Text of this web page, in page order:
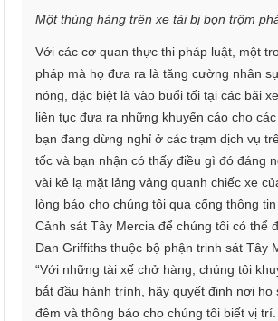
Một thùng hàng trên xe tải bị bọn trộm
Với các cơ quan thực thi pháp luật, một
pháp mà họ đưa ra là tăng cường nhân
nóng, đặc biệt là vào buổi tối tại các bãi
liên tục đưa ra những khuyến cáo cho các
bạn đang dừng nghỉ ở các trạm dịch vụ
tốc và bạn nhận có thấy điều gì đó đáng
vài kẻ lạ mặt lảng vảng quanh chiếc xe
lòng báo cho chúng tôi qua cổng thông
Cảnh sát Tây Mercia để chúng tôi có thể
Dan Griffiths thuộc bộ phận trinh sát Tây
“Với những tài xế chở hàng, chúng tôi
bắt đầu hành trình, hãy quyết định nơi họ
đêm và thông báo cho chúng tôi biết vị